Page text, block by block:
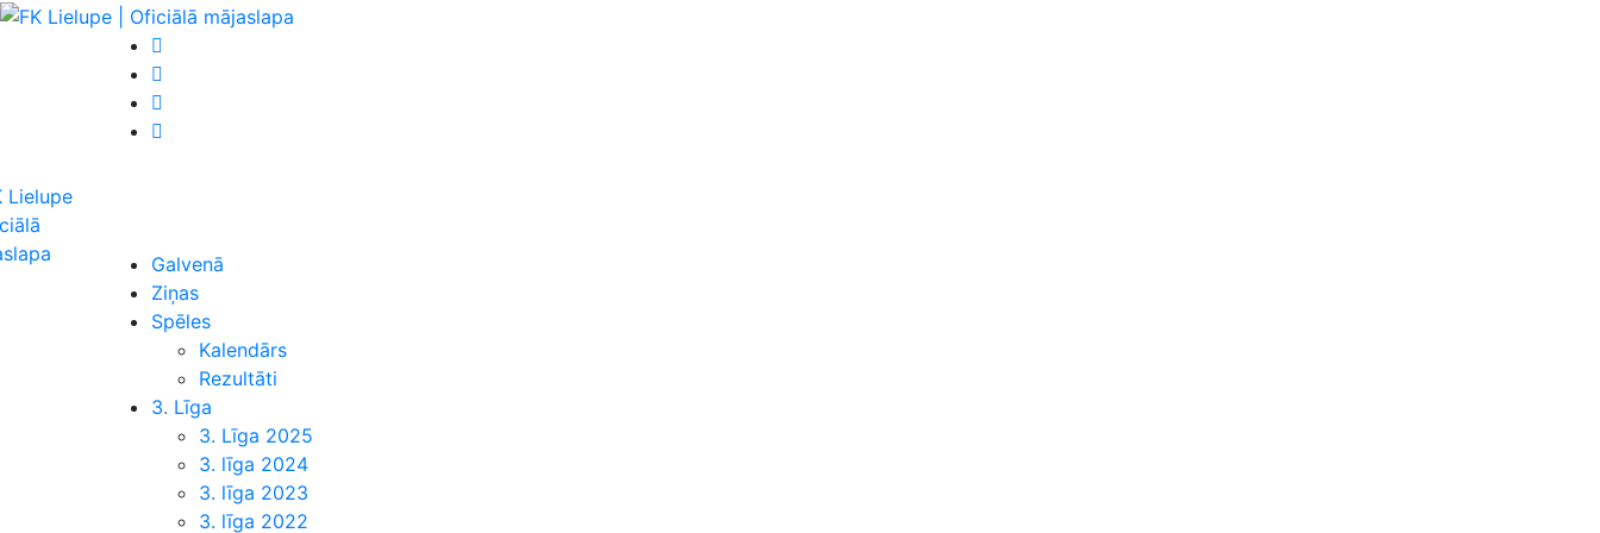
Galvenā
Ziņas
Spēles
Kalendārs
Rezultāti
3. Līga
3. Līga 2025
3. līga 2024
3. līga 2023
3. līga 2022